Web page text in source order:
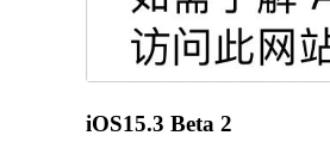
iOS15.3 Beta 2